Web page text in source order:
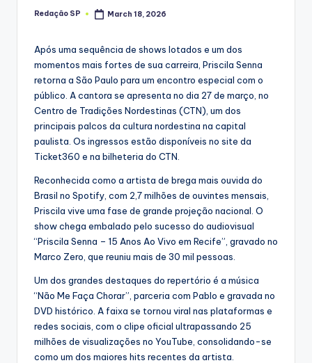
Posted
Redação SP March 18, 2026
Após uma sequência de shows lotados e um dos
momentos mais fortes de sua carreira, Priscila Senna
retorna a São Paulo para um encontro especial com o
público. A cantora se apresenta no dia 27 de março, no
Centro de Tradições Nordestinas (CTN), um dos
principais palcos da cultura nordestina na capital
paulista. Os ingressos estão disponíveis no site da
Ticket360 e na bilheteria do CTN.
Reconhecida como a artista de brega mais ouvida do
Brasil no Spotify, com 2,7 milhões de ouvintes mensais,
Priscila vive uma fase de grande projeção nacional. O
show chega embalado pelo sucesso do audiovisual
“Priscila Senna – 15 Anos Ao Vivo em Recife”, gravado no
Marco Zero, que reuniu mais de 30 mil pessoas.
Um dos grandes destaques do repertório é a música
“Não Me Faça Chorar”, parceria com Pablo e gravada no
DVD histórico. A faixa se tornou viral nas plataformas e
redes sociais, com o clipe oficial ultrapassando 25
milhões de visualizações no YouTube, consolidando-se
como um dos maiores hits recentes da artista.